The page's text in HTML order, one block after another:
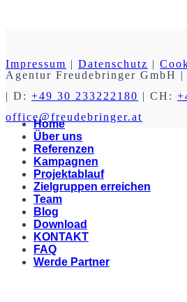
Impressum | Datenschutz |
Agentur Freudebringer GmbH |
| D: +49 30 233222180 | CH:
office@freudebringer.at
Home
Über uns
Referenzen
Kampagnen
Projektablauf
Zielgruppen erreichen
Team
Blog
Download
KONTAKT
FAQ
Werde Partner